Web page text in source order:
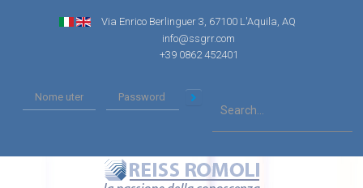
Via Enrico Berlinguer 3, 67100 L'Aquila, AQ
info@ssgrr.com
+39 0862 452401